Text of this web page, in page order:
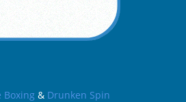
Boxing & Drunken Spin